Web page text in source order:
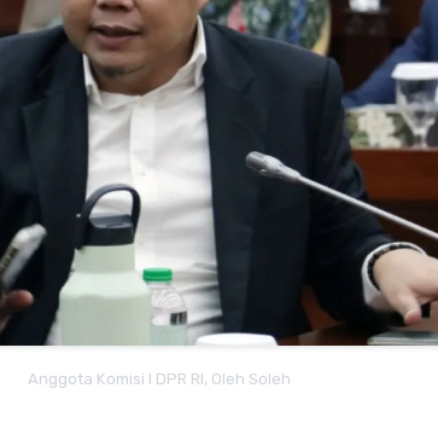
Anggota Komisi I DPR RI, Oleh Soleh